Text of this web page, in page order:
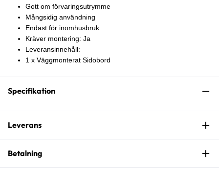
Gott om förvaringsutrymme
Mångsidig användning
Endast för inomhusbruk
Kräver montering: Ja
Leveransinnehåll:
1 x Väggmonterat Sidobord
Specifikation
Leverans
Betalning